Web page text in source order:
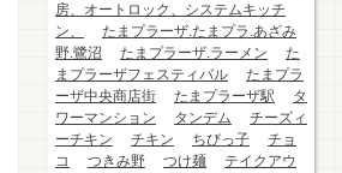
房、オートロック、システムキッチ
ン、
たまプラーザ.たまプラ.あざみ
野.鷺沼
たまプラーザ.ラーメン
た
まプラーザフェスティバル
たまプラ
ーザ中央商店街
たまプラーザ駅
タ
ワーマンション
タンデム
チーズィ
ーチキン
チキン ちびっ子
チョ
コ
つきみ野 つけ麺
テイクアウ